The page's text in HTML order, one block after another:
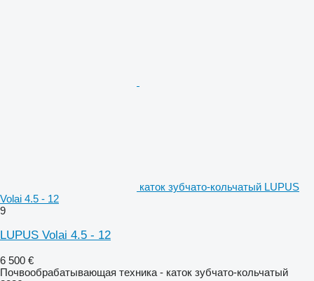
каток зубчато-кольчатый LUPUS
Volai 4.5 - 12
9
LUPUS Volai 4.5 - 12
6 500 €
Почвообрабатывающая техника - каток зубчато-кольчатый